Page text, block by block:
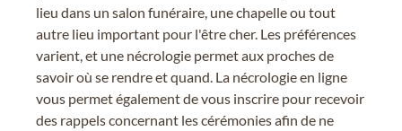
lieu dans un salon funéraire, une chapelle ou tout
autre lieu important pour l'être cher. Les préférences
varient, et une nécrologie permet aux proches de
savoir où se rendre et quand. La nécrologie en ligne
vous permet également de vous inscrire pour recevoir
des rappels concernant les cérémonies afin de ne